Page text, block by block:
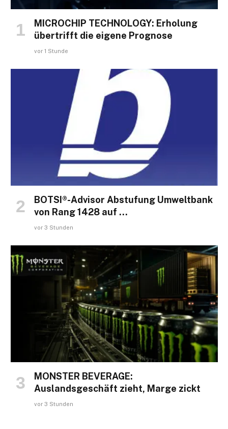
MICROCHIP TECHNOLOGY: Erholung
übertrifft die eigene Prognose
vor 1 Stunde
BOTSI®-Advisor Abstufung Umweltbank
von Rang 1428 auf …
vor 3 Stunden
MONSTER BEVERAGE:
Auslandsgeschäft zieht, Marge zickt
vor 3 Stunden